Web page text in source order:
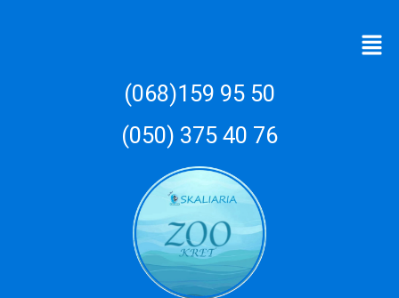
(068)159 95 50
(050) 375 40 76